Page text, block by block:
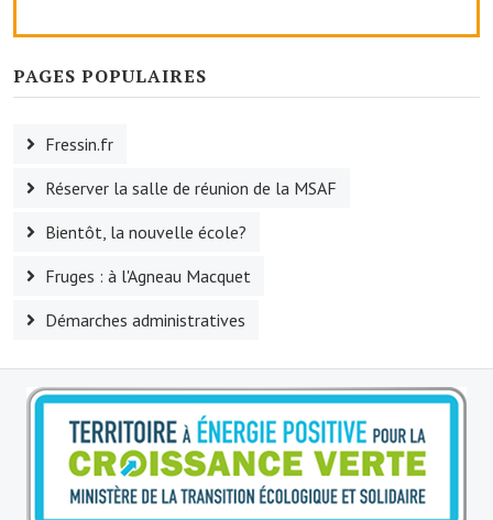
Le club de l'amitié
Le comité des fêtes
L'association Avotra-France
Le foyer de la Planquette
L'association des anciens combattants
L'association des anciens sapeurs-pompiers volontaires
Village sportif
La société de chasse
La société de pêche
PAGES POPULAIRES
Fressin.fr
Réserver la salle de réunion de la MSAF
Bientôt, la nouvelle école?
Fruges : à l'Agneau Macquet
Démarches administratives